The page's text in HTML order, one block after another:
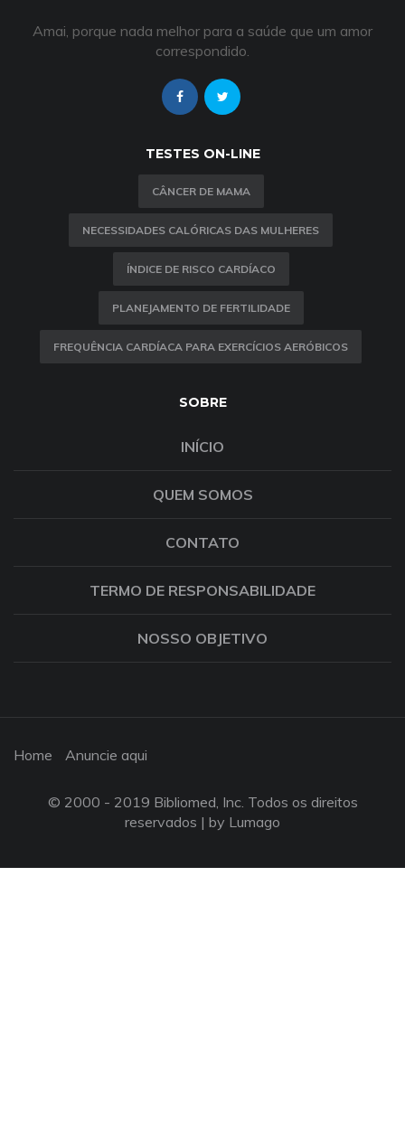
Amai, porque nada melhor para a saúde que um amor
correspondido.
TESTES ON-LINE
CÂNCER DE MAMA
NECESSIDADES CALÓRICAS DAS MULHERES
ÍNDICE DE RISCO CARDÍACO
PLANEJAMENTO DE FERTILIDADE
FREQUÊNCIA CARDÍACA PARA EXERCÍCIOS AERÓBICOS
SOBRE
INÍCIO
QUEM SOMOS
CONTATO
TERMO DE RESPONSABILIDADE
NOSSO OBJETIVO
Home Anuncie aqui
© 2000 - 2019 Bibliomed, Inc. Todos os direitos
reservados | by Lumago